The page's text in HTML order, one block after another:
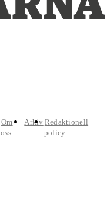
Om
oss
Arkiv Redaktionell
policy